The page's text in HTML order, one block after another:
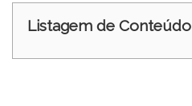
Listagem de Conteúdo